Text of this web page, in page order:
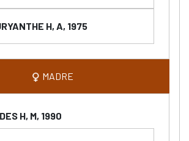
H, A, 1975
MADRE
H, M, 1990